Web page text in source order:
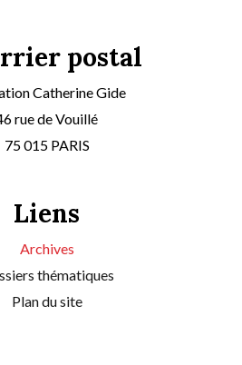
postal
Catherine Gide
rue de Vouillé
75 015 PARIS
Liens
Archives
thématiques
Plan du site